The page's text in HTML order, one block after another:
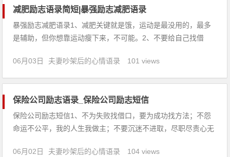
减肥励志语录简短|暴强励志减肥语录
暴强励志减肥语录1、减肥关键就是饿，运动是最没用的，最多
是辅助，但你想靠运动瘦下来，不可能。2、不要给自己找借
我会瘦，会瘦，瘦。4、多爱吃吖，少吃一口，能怎样，能死
么？5、要漂亮总是要付出代价的。6、我要恋爱!做一个最美的
06月03日 夫妻吵架后的心情语录 101 views
保险公司励志语录_保险公司励志短信
保险公司励志短信1、不为失败找借口，要为成功找方法；不怨
命运不公平，我的人生我做主；不要沉迷不进取，尽职尽责心无
有闲工夫为自己是否幸福而烦恼。3、勇猛的战士们，冲锋号已
06月02日 夫妻吵架后的心情语录 104 views